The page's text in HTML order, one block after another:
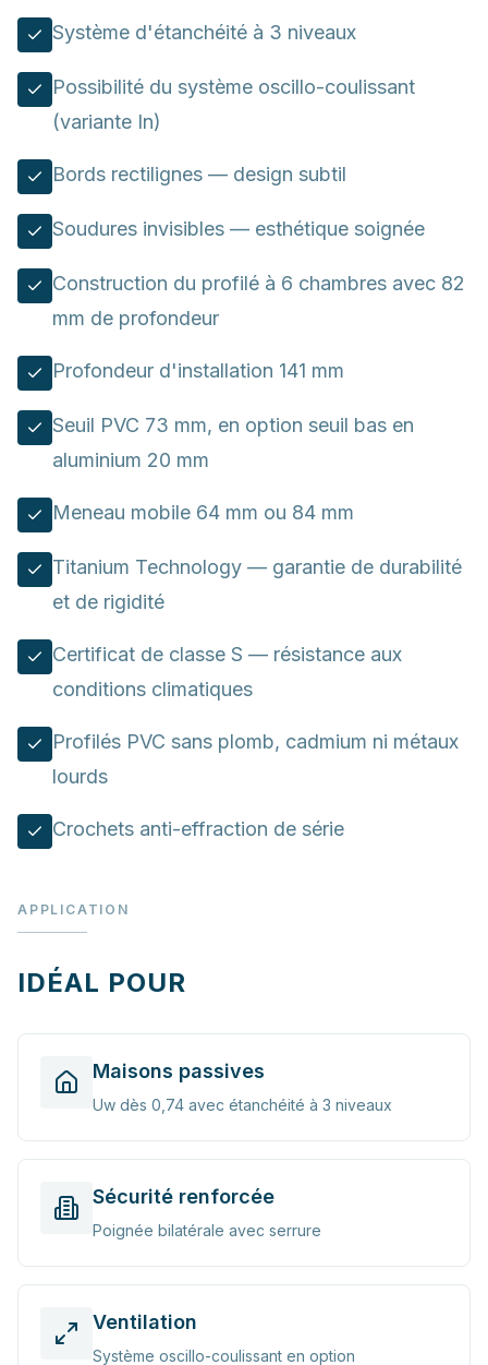
Système d'étanchéité à 3 niveaux
Possibilité du système oscillo-coulissant
(variante In)
Bords rectilignes — design subtil
Soudures invisibles — esthétique soignée
Construction du profilé à 6 chambres avec 82
mm de profondeur
Profondeur d'installation 141 mm
Seuil PVC 73 mm, en option seuil bas en
aluminium 20 mm
Meneau mobile 64 mm ou 84 mm
Titanium Technology — garantie de durabilité
et de rigidité
Certificat de classe S — résistance aux
conditions climatiques
Profilés PVC sans plomb, cadmium ni métaux
lourds
Crochets anti-effraction de série
APPLICATION
IDÉAL POUR
Maisons passives
Uw dès 0,74 avec étanchéité à 3 niveaux
Sécurité renforcée
Poignée bilatérale avec serrure
Ventilation
Système oscillo-coulissant en option